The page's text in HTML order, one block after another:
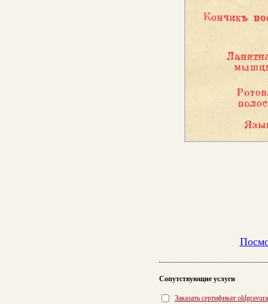
Сопутствующие услуги
Заказать сертификат